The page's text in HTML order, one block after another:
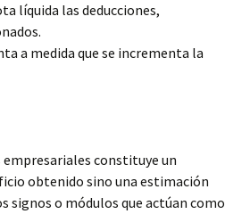
líquida las deducciones,
a medida que se incrementa la
constituye un
obtenido sino una estimación
signos o módulos que actúan como